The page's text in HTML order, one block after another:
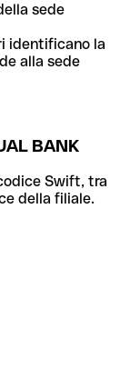
sede
identificano la
alla sede
BANK
Swift, tra
della filiale.